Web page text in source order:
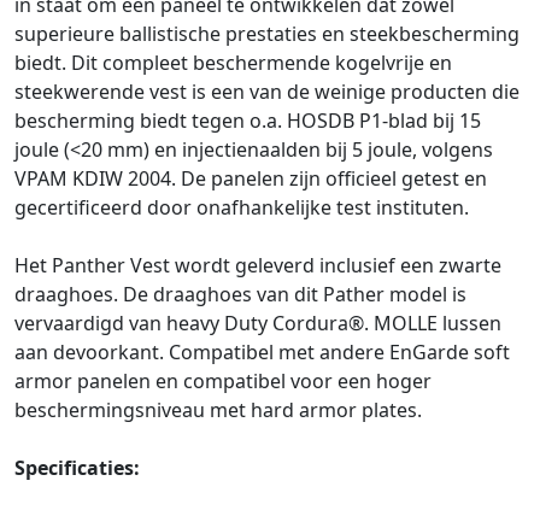
superieure ballistische prestaties en steekbescherming
biedt. Dit compleet beschermende kogelvrije en
steekwerende vest is een van de weinige producten die
bescherming biedt tegen o.a. HOSDB P1-blad bij 15
joule (<20 mm) en injectienaalden bij 5 joule, volgens
VPAM KDIW 2004. De panelen zijn officieel getest en
gecertificeerd door onafhankelijke test instituten.
Het Panther Vest wordt geleverd inclusief een zwarte
draaghoes. De draaghoes van dit Pather model is
vervaardigd van heavy Duty Cordura®. MOLLE lussen
aan devoorkant. Compatibel met andere EnGarde soft
armor panelen en compatibel voor een hoger
beschermingsniveau met hard armor plates.
Specificaties: